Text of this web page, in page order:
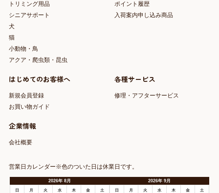
トリミング用品
シニアサポート
犬
猫
小動物・鳥
アクア・爬虫類・昆虫
ポイント履歴
入荷案内申し込み商品
はじめてのお客様へ
新規会員登録
お買い物ガイド
各種サービス
修理・アフターサービス
企業情報
会社概要
営業日カレンダー※色のついた日は休業日です。
2026年 8月
日 月 火 水 木 金 土
2026年9月
日 月 火 水 木 金 土